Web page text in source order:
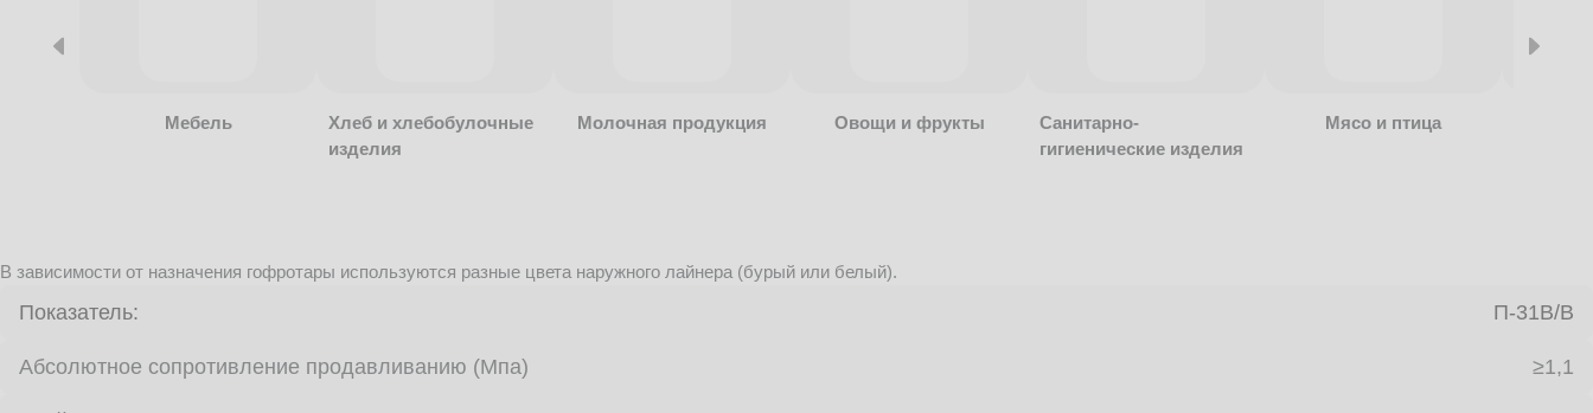
Мебель
Хлеб и хлебобулочные
изделия
Молочная продукция Овощи и фрукты
Санитарно-
гигиенические изделия
Мясо и птица
В зависимости от назначения гофротары используются разные цвета наружного лайнера (бурый или белый).
Показатель: П-31В/B
Абсолютное сопротивление продавливанию (Мпа) ≥1,1